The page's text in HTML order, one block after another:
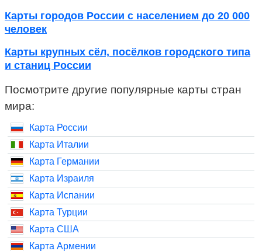
Карты городов России с населением до 20 000
человек
Карты крупных сёл, посёлков городского типа
и станиц России
Посмотрите другие популярные карты стран
мира:
Карта России
Карта Италии
Карта Германии
Карта Израиля
Карта Испании
Карта Турции
Карта США
Карта Армении